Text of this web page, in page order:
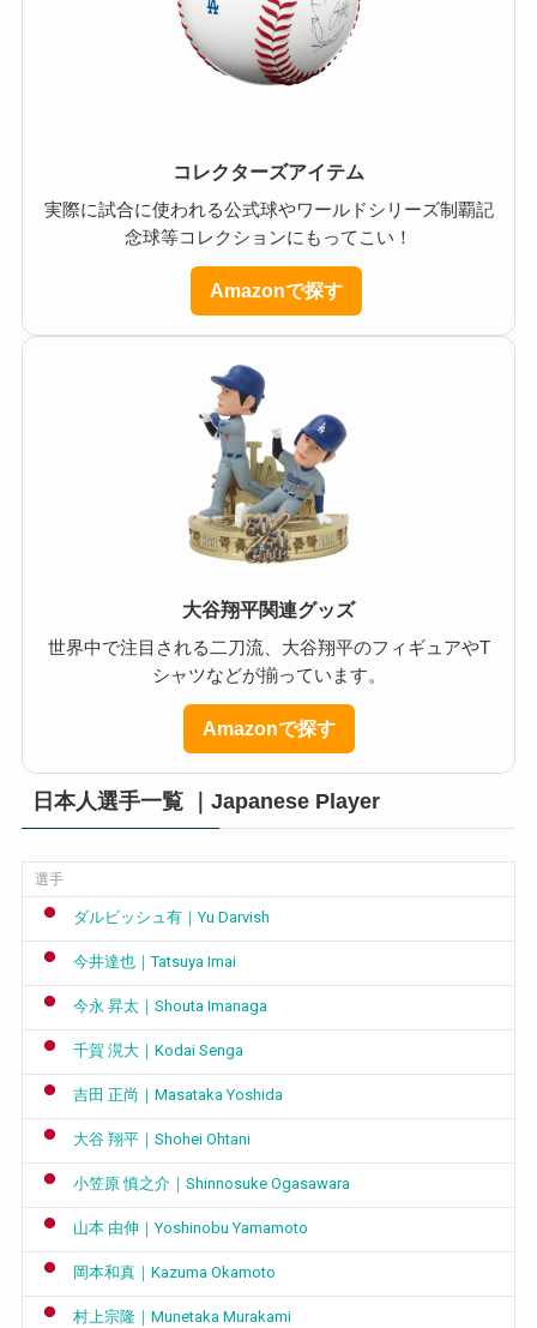
コレクターズアイテム
実際に試合に使われる公式球やワールドシリーズ制覇記
念球等コレクションにもってこい！
Amazonで探す
大谷翔平関連グッズ
世界中で注目される二刀流、大谷翔平のフィギュアやT
シャツなどが揃っています。
Amazonで探す
日本人選手一覧 ｜Japanese Player
選手
ダルビッシュ有｜Yu Darvish
今井達也｜Tatsuya Imai
今永 昇太｜Shouta Imanaga
千賀 滉大｜Kodai Senga
吉田 正尚｜Masataka Yoshida
大谷 翔平｜Shohei Ohtani
小笠原 慎之介｜Shinnosuke Ogasawara
山本 由伸｜Yoshinobu Yamamoto
岡本和真｜Kazuma Okamoto
村上宗隆｜Munetaka Murakami